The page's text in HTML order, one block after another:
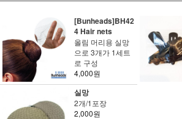
[Bunheads]BH42
4 Hair nets
올림 머리용 실망
으로 3개가 1세트
로 구성
4,000원
실망
2개/1포장
2,000원